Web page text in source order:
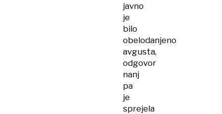
javno
je
bilo
obelodanjeno
avgusta,
odgovor
nanj
pa
je
sprejela